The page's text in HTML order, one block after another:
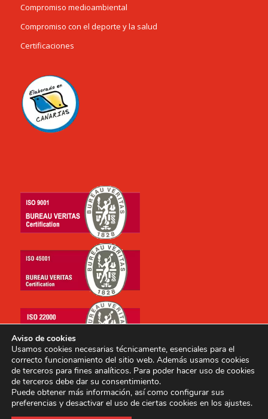
Compromiso medioambiental
Compromiso con el deporte y la salud
Certificaciones
Aviso de cookies
Usamos cookies necesarias técnicamente, esenciales para el
correcto funcionamiento del sitio web. Además usamos cookies
de terceros para fines analíticos. Para poder hacer uso de cookies
de terceros debe dar su consentimiento.
Puede obtener más información, así como configurar sus
preferencias y desactivar el uso de ciertas cookies en los ajustes.